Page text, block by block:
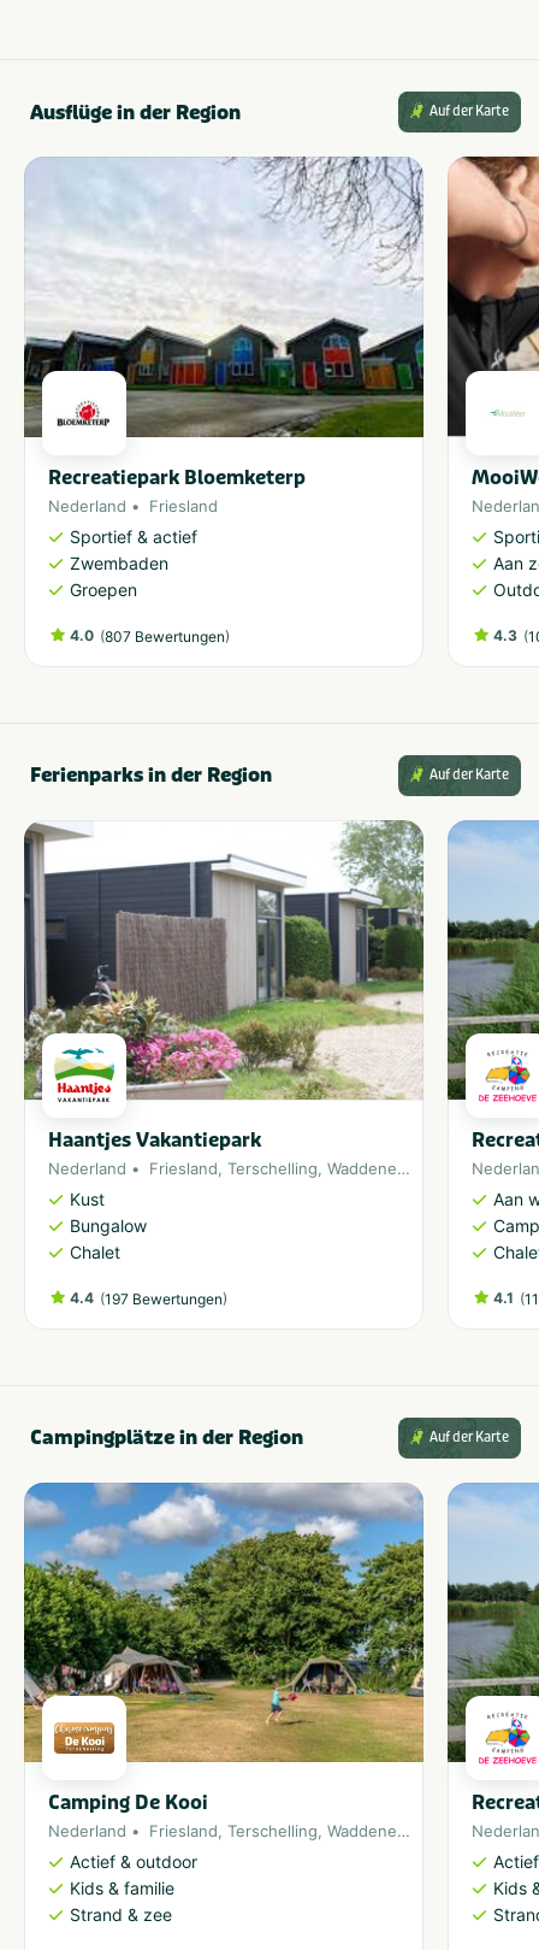
Ausflüge in der Region Auf der Karte
Recreatiepark Bloemketerp
Nederland Friesland
Sportief & actief
Zwembaden
Groepen
4.0 (807 Bewertungen)
Aan
4.3 (
Ferienparks in der Region Auf der Karte
Haantjes Vakantiepark
Nederland Friesland, Terschelling, Waddeneiland
Kust
Bungalow
Chalet
4.4 (197 Bewertungen)
Aan
4.1 (
Campingplätze in der Region Auf der Karte
Camping De Kooi
Nederland Friesland, Terschelling, Waddeneiland
Actief & outdoor
Kids & familie
Strand & zee
Kids